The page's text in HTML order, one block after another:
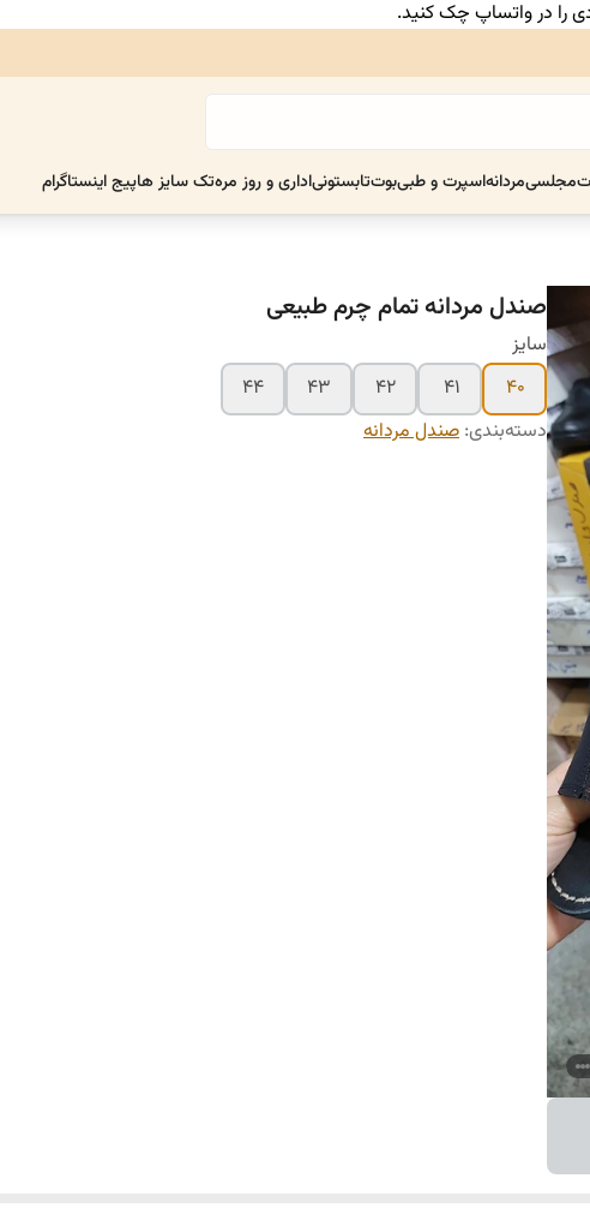
را در واتساپ چک کنید.
مجلسیمردانهاسپرت و طبیبوتتابستونیاداری و روز مرهتک سایز هاپیج اینستاگرام
صندل مردانه تمام چرم طبیعی
سایز
۴۰
۴۱ ۴۲ ۴۳
۴۴
دسته‌بندی: صندل مردانه